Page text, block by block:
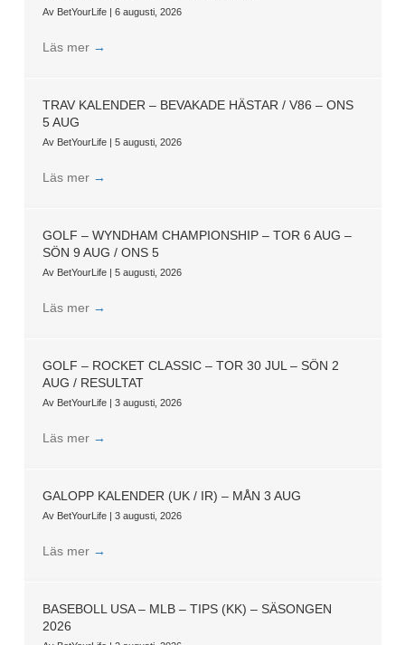
Av BetYourLife | 6 augusti, 2026
Läs mer →
TRAV KALENDER – BEVAKADE HÄSTAR / V86 – ONS
5 AUG
Av BetYourLife | 5 augusti, 2026
Läs mer →
GOLF – WYNDHAM CHAMPIONSHIP – TOR 6 AUG –
SÖN 9 AUG / ONS 5
Av BetYourLife | 5 augusti, 2026
Läs mer →
GOLF – ROCKET CLASSIC – TOR 30 JUL – SÖN 2
AUG / RESULTAT
Av BetYourLife | 3 augusti, 2026
Läs mer →
GALOPP KALENDER (UK / IR) – MÅN 3 AUG
Av BetYourLife | 3 augusti, 2026
Läs mer →
BASEBOLL USA – MLB – TIPS (KK) – SÄSONGEN
2026